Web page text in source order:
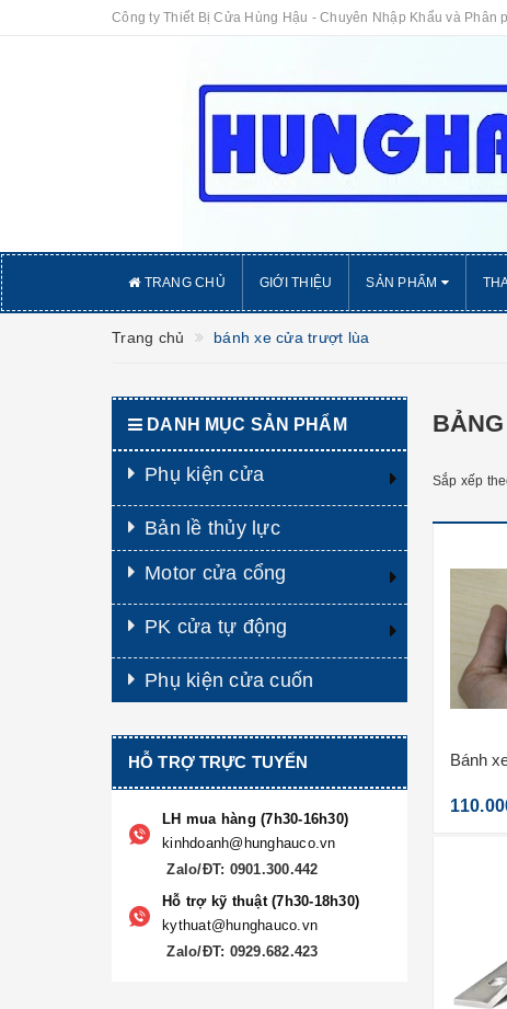
Công ty Thiết Bị Cửa Hùng Hậu - Chuyên Nhập Khẩu và Phân
TRANG CHỦ GIỚI THIỆU SẢN PHẨM
Trang chủ bánh xe cửa trượt lùa
Sắp xếp
Bánh
DANH MỤC SẢN PHẨM
Phụ kiện cửa
Bản lề thủy lực
Motor cửa cổng
PK cửa tự động
Phụ kiện cửa cuốn
HỖ TRỢ TRỰC TUYẾN
LH mua hàng (7h30-16h30)
kinhdoanh@hunghauco.vn
Zalo/ĐT: 0901.300.442
Hỗ trợ kỹ thuật (7h30-18h30)
kythuat@hunghauco.vn
Zalo/ĐT: 0929.682.423